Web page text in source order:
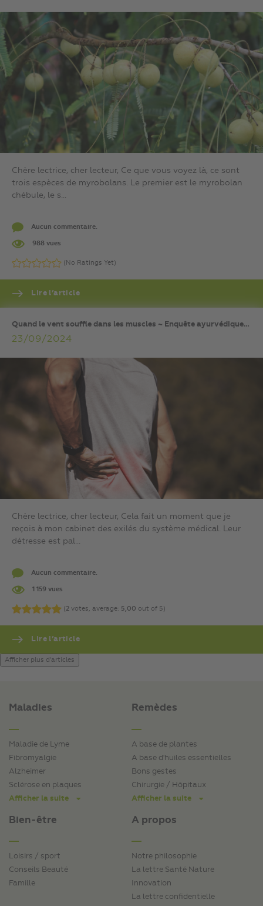
Chère lectrice, cher lecteur, Ce que vous voyez là, ce sont
trois espèces de myrobolans. Le premier est le myrobolan
chébule, le s...
Aucun commentaire.
988 vues
(No Ratings Yet)
Lire l’article
Quand le vent souffle dans les muscles ~ Enquête ayurvédique…
23/09/2024
Chère lectrice, cher lecteur, Cela fait un moment que je
reçois à mon cabinet des exilés du système médical. Leur
détresse est pal...
Aucun commentaire.
1 159 vues
(2 votes, average: 5,00 out of 5)
Lire l’article
Afficher plus d'articles
Maladies
Maladie de Lyme
Fibromyalgie
Alzheimer
Sclérose en plaques
Afficher la suite
Bien-être
Loisirs / sport
Conseils Beauté
Famille
Remèdes
A base de plantes
A base d'huiles essentielles
Bons gestes
Chirurgie / Hôpitaux
Afficher la suite
A propos
Notre philosophie
La lettre Santé Nature
Innovation
La lettre confidentielle